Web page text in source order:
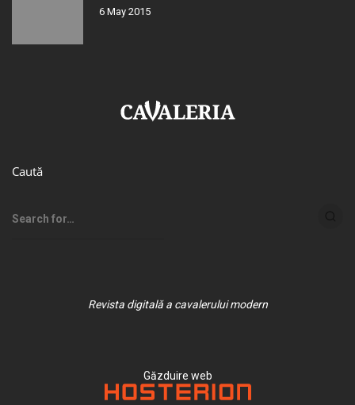
6 May 2015
Caută
Revista digitală a cavalerului modern
Găzduire web